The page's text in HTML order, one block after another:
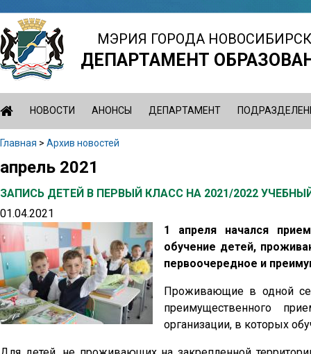
Jump
to
navigation
МЭРИЯ ГОРОДА
ДЕПАРТАМЕНТ
НОВОСТИ АНОНСЫ ДЕПАРТАМЕНТ
Главная > Архив новостей
Back
top
апрель 2021
ЗАПИСЬ ДЕТЕЙ В ПЕРВЫЙ КЛАСС НА 2021/2022
01.04.2021
1 апреля начался
обучение детей,
первоочередное и
Проживающие в одной
преимущественного
организации, в которых